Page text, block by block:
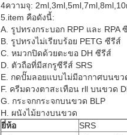
4ความจุ:
5.item คือดังนี้:
A. รูปทรงกระบอก RPP และ RPA
B. รูปทรงไม่เรียบร้อย PETG ซีรีส์
C. หมวกปิดด้วยตะขอ DH ซีรีส์
D. ตัวถือที่มีสกรูซีรีส์ SRS
E. กดปั๊มลอยแบบไม่มีอากาศบนขว
F. ครีมดวงตาสะเทือน rll บนขวด
G. กระจกกระจกบนขวด BLP
H. ผนังไม้ยางบนขวด
ยี่ห้อ
SRS